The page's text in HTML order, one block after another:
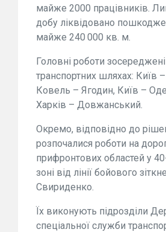
майже 2000 працівників.
добу ліквідовано
майже 240 000 кв. м.
Головні роботи
транспортних шляхах: Київ
Ковель – Ягодин, Київ –
Харків – Довжанський.
Окремо, відповідно до
розпочалися роботи на
прифронтових областей у
зоні від лінії бойового
Свириденко.
Їх виконують підрозділи
спеціальної служби